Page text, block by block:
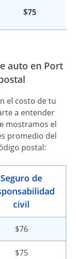
$75
auto en Port
el costo de tu
a entender
mostramos el
promedio del
postal:
Seguro de
civil
$76
$75